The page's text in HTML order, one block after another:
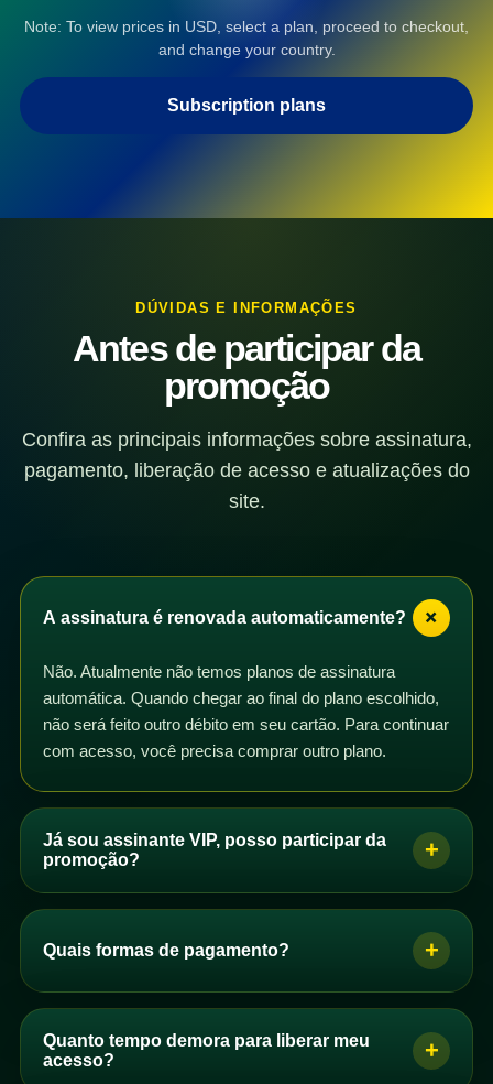
Note: To view prices in USD, select a plan, proceed to checkout,
and change your country.
Subscription plans
DÚVIDAS E INFORMAÇÕES
Antes de participar da
promoção
Confira as principais informações sobre assinatura,
pagamento, liberação de acesso e atualizações do
site.
A assinatura é renovada automaticamente? +
Não. Atualmente não temos planos de assinatura
automática. Quando chegar ao final do plano escolhido,
não será feito outro débito em seu cartão. Para continuar
com acesso, você precisa comprar outro plano.
Já sou assinante VIP, posso participar da
promoção?
+
Sim. Se você é assinante VIP com plano mensal,
promoção. Basta comprar um dos planos de acesso e
plano após a confirmação do pagamento.
Você pode comprar quantos planos quiser. Se perceber
Quais formas de pagamento? +
Se você é brasileiro, pode pagar por PIX, boleto ou
cartão de crédito. Se você não é brasileiro, pode
comprar com cartão de crédito.
Quanto tempo demora para liberar meu
acesso?
+